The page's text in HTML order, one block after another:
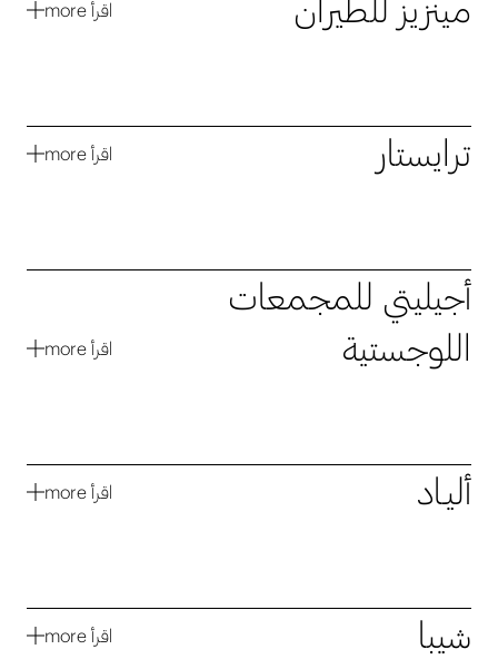
مينزيز للطيران اقرأ
ترايستار اقرأ
أجيليتي للمجمعات
اللوجستية
اقرأ
أليـاد اقرأ
شيبا اقرأ